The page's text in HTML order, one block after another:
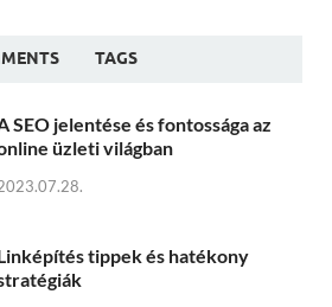
TAGS
SEO jelentése és fontossága az
üzleti világban
tippek és hatékony